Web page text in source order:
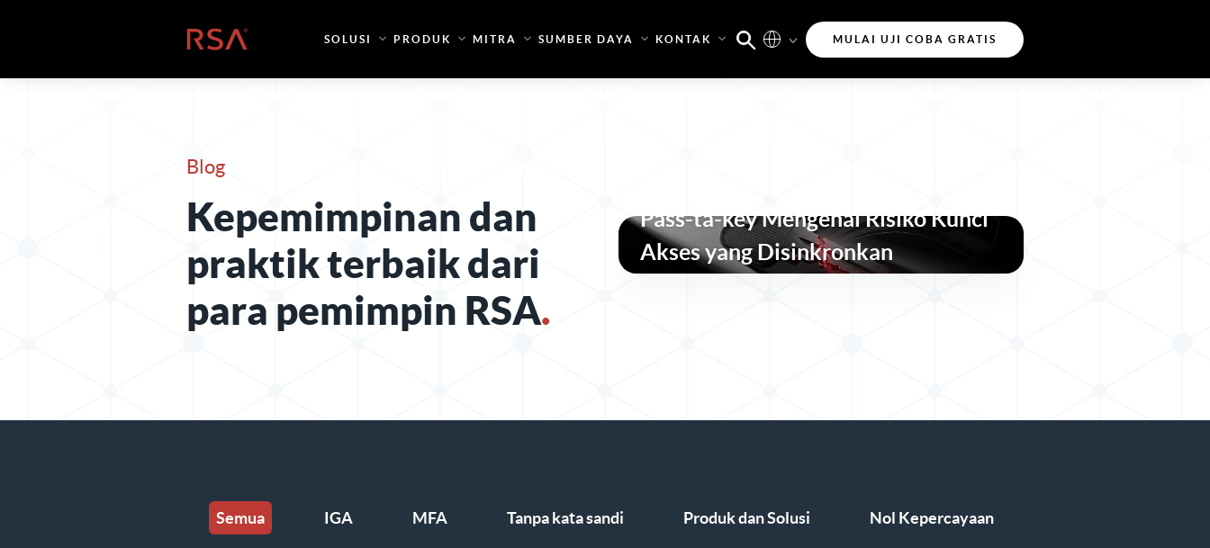
Beranda SOLUSI PRODUK MITRA SUMBER DAYA KONTAK MULAI UJI COBA GRATIS
Blog
Kepemimpinan dan
praktik terbaik dari
para pemimpin RSA.
Pass-ta-key Mengenai Risiko Kunci
Akses yang Disinkronkan
Semua IGA MFA Tanpa kata sandi Produk dan Solusi Nol Kepercayaan